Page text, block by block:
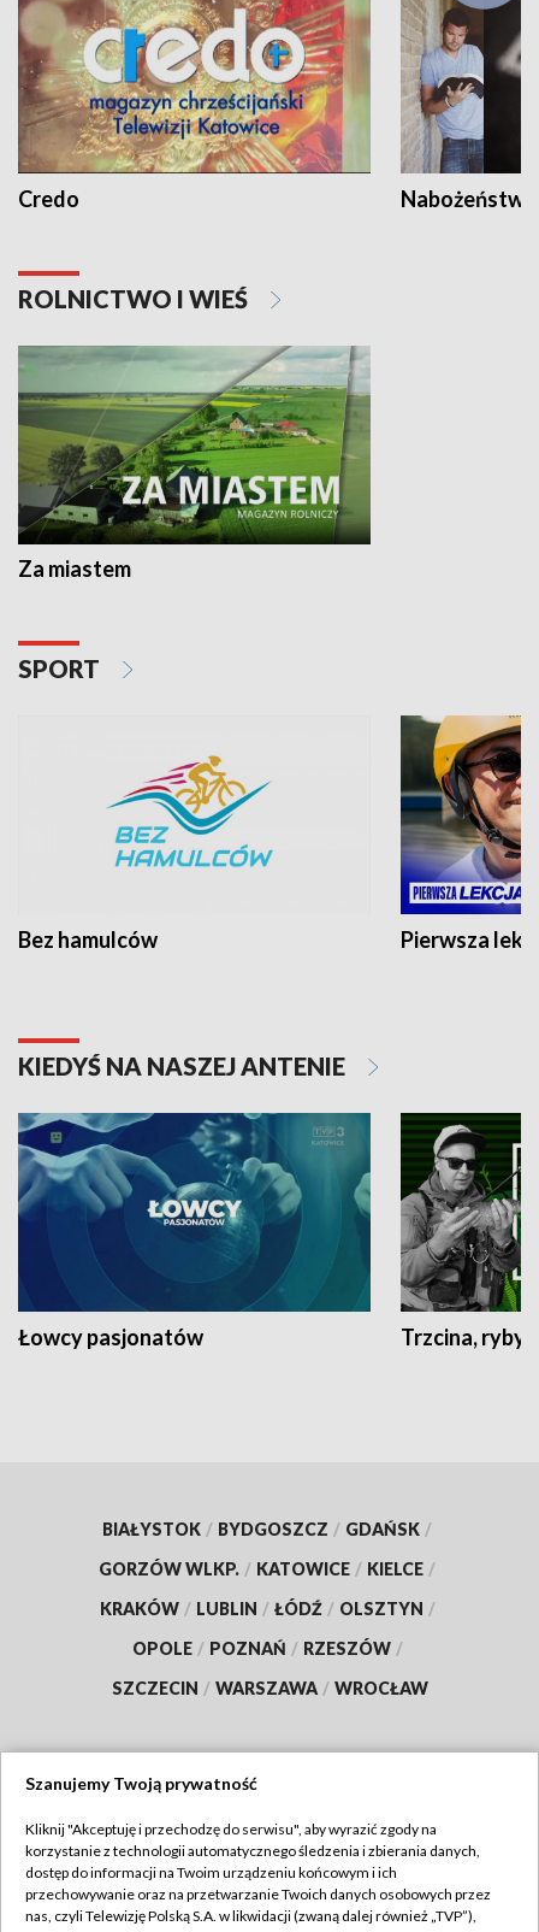
Credo
ROLNICTWO I WIEŚ
Za miastem
SPORT
Bez hamulców Pierwsza
KIEDYŚ NA NASZEJ ANTENIE
Łowcy pasjonatów Trzcina, ryby
BIAŁYSTOK / BYDGOSZCZ / GDAŃSK /
GORZÓW WLKP. / KATOWICE / KIELCE /
KRAKÓW / LUBLIN / ŁÓDŹ / OLSZTYN /
OPOLE / POZNAŃ / RZESZÓW /
SZCZECIN / WARSZAWA / WROCŁAW
TVP
Abonament TVP
Regulamin TVP
Szanujemy Twoją prywatność
Kliknij "Akceptuję i przechodzę do serwisu", aby wyrazić zgody na
korzystanie z technologii automatycznego śledzenia i zbierania danych,
dostęp do informacji na Twoim urządzeniu końcowym i ich
przechowywanie oraz na przetwarzanie Twoich danych osobowych przez
nas, czyli Telewizję Polską S.A. w likwidacji (zwaną dalej również „TVP”),